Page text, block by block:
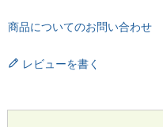
商品についてのお問い合わせ
レビューを書く